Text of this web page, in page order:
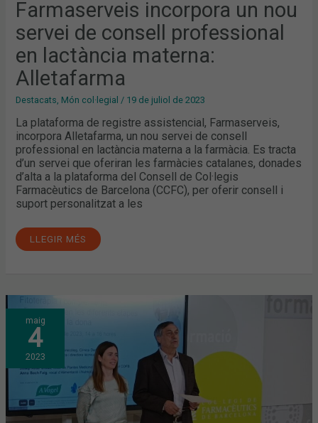
Farmaserveis incorpora un nou
servei de consell professional
en lactància materna:
Alletafarma
Destacats Món col·legial / 19 de juliol de 2023
La plataforma de registre assistencial, Farmaserveis,
incorpora Alletafarma, un nou servei de consell
professional en lactància materna a la farmàcia. Es tracta
d’un servei que oferiran les farmàcies catalanes, donades
d’alta a la plataforma del Consell de Col·legis
Farmacèutics de Barcelona (CCFC), per oferir consell i
suport personalitzat a les
LLEGIR MÉS
maig
4
2023
FITOTERÀPIA
I
COMPLEMENTS
ALIMENTOSOS
EN
LES
DIFERENTS
ETAPES
DE
LA
VIDA
DE